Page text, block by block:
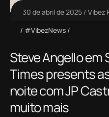
30 de abril de 2025
Vibez
#VibezNews
Steve Angello em
Times presents
noite com JP
muito mais